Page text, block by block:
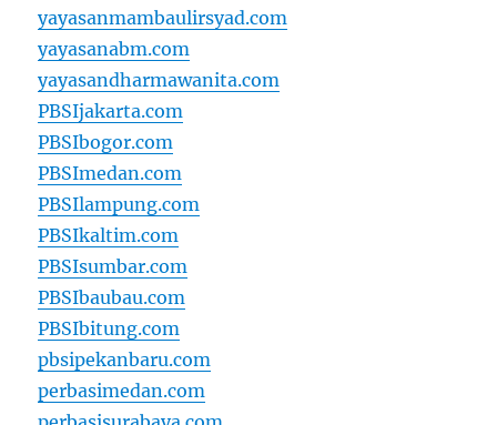
yayasanmambaulirsyad.com
yayasanabm.com
yayasandharmawanita.com
PBSIjakarta.com
PBSIbogor.com
PBSImedan.com
PBSIlampung.com
PBSIkaltim.com
PBSIsumbar.com
PBSIbaubau.com
PBSIbitung.com
pbsipekanbaru.com
perbasimedan.com